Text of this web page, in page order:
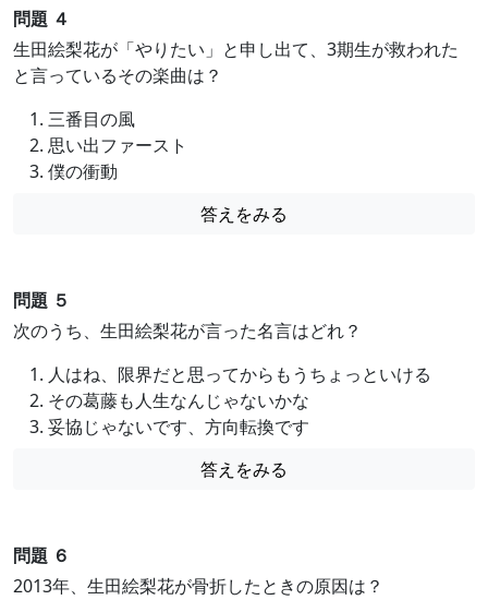
問題 ４
生田絵梨花が「やりたい」と申し出て、3期生が救われた
と言っているその楽曲は？
三番目の風
思い出ファースト
僕の衝動
答えをみる
問題 ５
次のうち、生田絵梨花が言った名言はどれ？
人はね、限界だと思ってからもうちょっといける
その葛藤も人生なんじゃないかな
妥協じゃないです、方向転換です
答えをみる
問題 ６
2013年、生田絵梨花が骨折したときの原因は？